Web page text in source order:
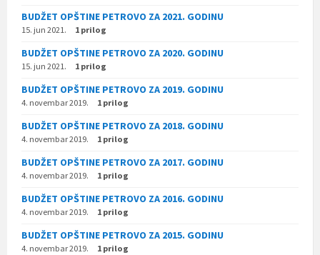
BUDŽET OPŠTINE PETROVO ZA 2021. GODINU
15. jun 2021. 1 prilog
BUDŽET OPŠTINE PETROVO ZA 2020. GODINU
15. jun 2021. 1 prilog
BUDŽET OPŠTINE PETROVO ZA 2019. GODINU
4. novembar 2019. 1 prilog
BUDŽET OPŠTINE PETROVO ZA 2018. GODINU
4. novembar 2019. 1 prilog
BUDŽET OPŠTINE PETROVO ZA 2017. GODINU
4. novembar 2019. 1 prilog
BUDŽET OPŠTINE PETROVO ZA 2016. GODINU
4. novembar 2019. 1 prilog
BUDŽET OPŠTINE PETROVO ZA 2015. GODINU
4. novembar 2019. 1 prilog